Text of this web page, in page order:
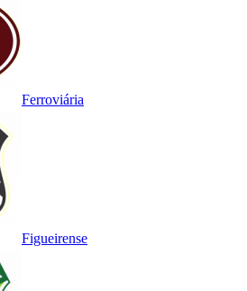
Ferroviária
Figueirense